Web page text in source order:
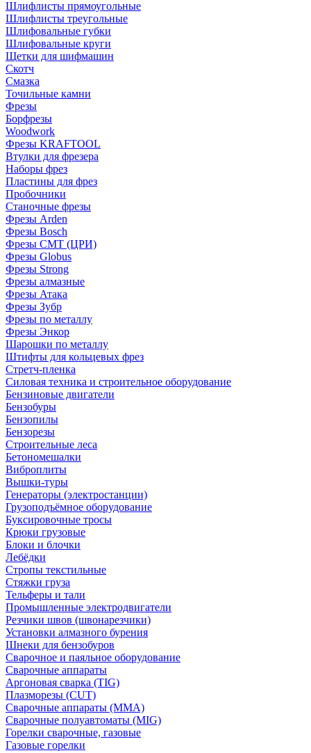
Шлифлисты прямоугольные
Шлифлисты треугольные
Шлифовальные губки
Шлифовальные круги
Щетки для шифмашин
Скотч
Смазка
Точильные камни
Фрезы
Борфрезы
Woodwork
Фрезы KRAFTOOL
Втулки для фрезера
Наборы фрез
Пластины для фрез
Пробочники
Станочные фрезы
Фрезы Arden
Фрезы Bosch
Фрезы CMT (ЦРИ)
Фрезы Globus
Фрезы Strong
Фрезы алмазные
Фрезы Атака
Фрезы Зубр
Фрезы по металлу
Фрезы Энкор
Шарошки по металлу
Штифты для кольцевых фрез
Стретч-пленка
Силовая техника и строительное оборудование
Бензиновые двигатели
Бензобуры
Бензопилы
Бензорезы
Строительные леса
Бетономешалки
Виброплиты
Вышки-туры
Генераторы (электростанции)
Грузоподъёмное оборудование
Буксировочные тросы
Крюки грузовые
Блоки и блочки
Лебёдки
Стропы текстильные
Стяжки груза
Тельферы и тали
Промышленные электродвигатели
Резчики швов (швонарезчики)
Установки алмазного бурения
Шнеки для бензобуров
Сварочное и паяльное оборудование
Сварочные аппараты
Аргоновая сварка (TIG)
Плазморезы (CUT)
Сварочные аппараты (MMA)
Сварочные полуавтоматы (MIG)
Горелки сварочные, газовые
Газовые горелки